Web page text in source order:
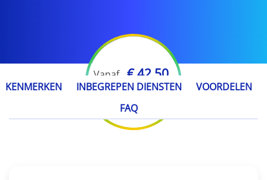
Vanaf € 42,50
/ jaar
KENMERKEN INBEGREPEN DIENSTEN
VOORDELEN
FAQ